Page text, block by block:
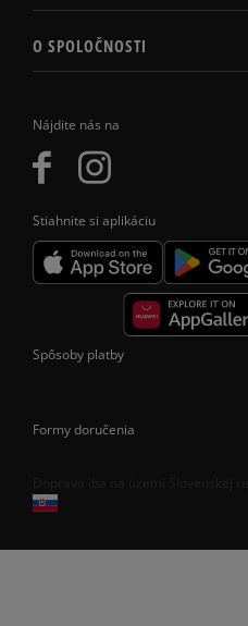
Nájdite nás na
Stiahnite si aplikáciu
O SPOLOČNOSTI
Spôsoby platby
Formy doručenia